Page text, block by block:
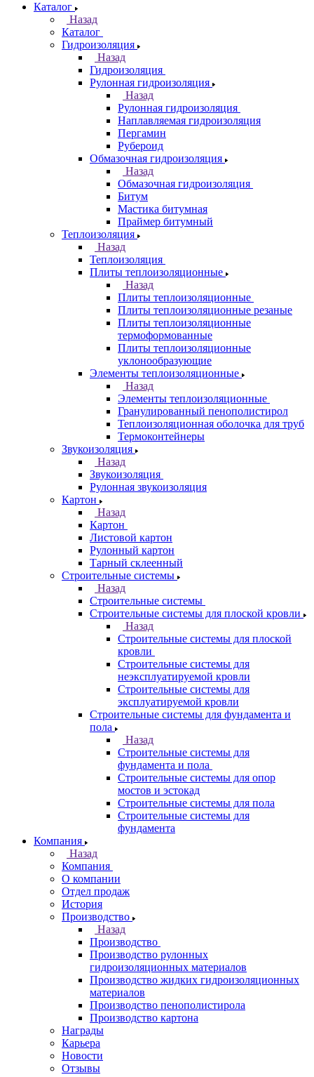
Каталог
Назад
Каталог
Гидроизоляция
Назад
Гидроизоляция
Рулонная гидроизоляция
Назад
Рулонная гидроизоляция
Наплавляемая гидроизоляция
Пергамин
Рубероид
Обмазочная гидроизоляция
Назад
Обмазочная гидроизоляция
Битум
Мастика битумная
Праймер битумный
Теплоизоляция
Назад
Теплоизоляция
Плиты теплоизоляционные
Назад
Плиты теплоизоляционные
Плиты теплоизоляционные резаные
Плиты теплоизоляционные
термоформованные
Плиты теплоизоляционные
уклонообразующие
Элементы теплоизоляционные
Назад
Элементы теплоизоляционные
Гранулированный пенополистирол
Теплоизоляционная оболочка для труб
Термоконтейнеры
Звукоизоляция
Назад
Звукоизоляция
Рулонная звукоизоляция
Картон
Назад
Картон
Листовой картон
Рулонный картон
Тарный склеенный
Строительные системы
Назад
Строительные системы
Строительные системы для плоской кровли
Назад
Строительные системы для плоской
кровли
Строительные системы для
неэксплуатируемой кровли
Строительные системы для
эксплуатируемой кровли
Строительные системы для фундамента и
пола
Назад
Строительные системы для
фундамента и пола
Строительные системы для опор
мостов и эстокад
Строительные системы для пола
Строительные системы для
фундамента
Компания
Назад
Компания
О компании
Отдел продаж
История
Производство
Назад
Производство
Производство рулонных
гидроизоляционных материалов
Производство жидких гидроизоляционных
материалов
Производство пенополистирола
Производство картона
Награды
Карьера
Новости
Отзывы